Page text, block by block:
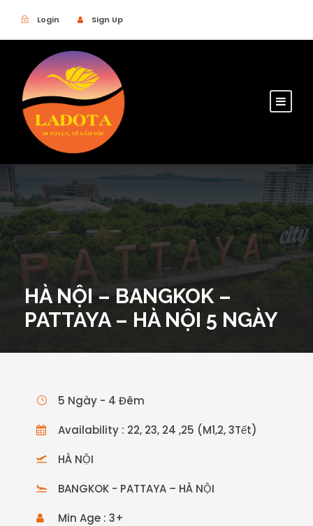
Login Sign Up
HÀ NỘI – BANGKOK –
PATTAYA – HÀ NỘI 5 NGÀY
5 Ngày - 4 Đêm
Availability : 22, 23, 24 ,25 (M1,2, 3Tết)
HÀ NỘI
BANGKOK - PATTAYA – HÀ NỘI
Min Age : 3+